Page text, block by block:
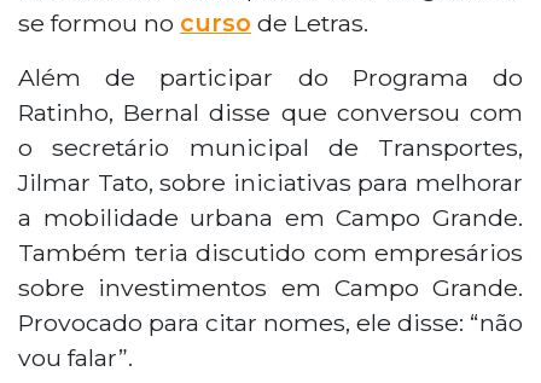
se formou no curso de Letras.
Além de participar do Programa do
Ratinho, Bernal disse que conversou com
o secretário municipal de Transportes,
Jilmar Tato, sobre iniciativas para melhorar
a mobilidade urbana em Campo Grande.
Também teria discutido com empresários
sobre investimentos em Campo Grande.
Provocado para citar nomes, ele disse: “não
vou falar”.